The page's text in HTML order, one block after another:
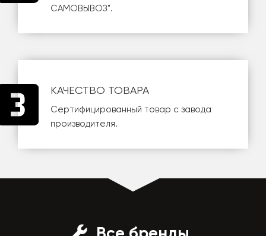
САМОВЫВОЗ".
КАЧЕСТВО ТОВАРА
Сертифицированный товар с завода
производителя.